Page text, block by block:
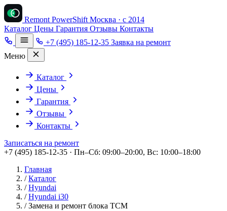
Remont PowerShift Москва · с 2014
Каталог Цены Гарантия Отзывы Контакты
+7 (495) 185-12-35 Заявка на ремонт
Меню
Каталог
Цены
Гарантия
Отзывы
Контакты
Записаться на ремонт
+7 (495) 185-12-35 · Пн–Сб: 09:00–20:00, Вс: 10:00–18:00
Главная
/ Каталог
/ Hyundai
/ Hyundai i30
/ Замена и ремонт блока TCM